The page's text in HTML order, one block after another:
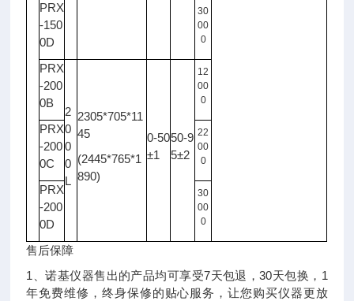
PRX
-150
0D
30
00
0
PRX
-200
0B
2
0
0
0
L
2305*705*11
45
(2445*765*1
890)
0-50
±1
50-9
5±2
12
00
0
PRX
-200
0C
22
00
0
PRX
-200
0D
30
00
0
售后保障
1、诺基仪器售出的产品均可享受7天包退，30天包换，1
年免费维修，终身保修的贴心服务，让您购买仪器更放